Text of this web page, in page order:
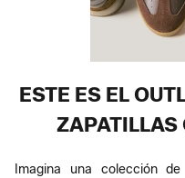
ESTE ES EL
ZAPATILLAS
Imagina una colección